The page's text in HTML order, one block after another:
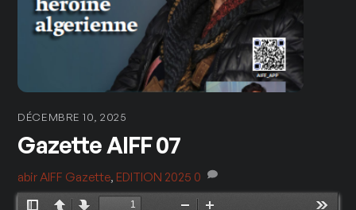
DÉCEMBRE 10, 2025
Gazette AIFF 07
abir AIFF Gazette, EDITION 2025 0